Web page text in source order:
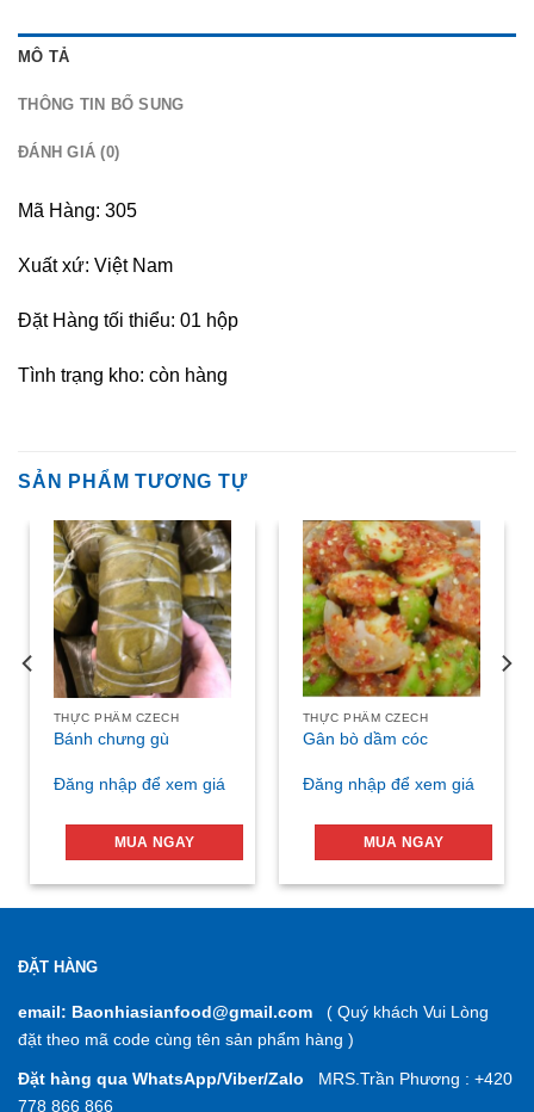
MÔ TẢ
THÔNG TIN BỔ SUNG
ĐÁNH GIÁ (0)
Mã Hàng: 305
Xuất xứ: Việt Nam
Đặt Hàng tối thiểu: 01 hộp
Tình trạng kho: còn hàng
SẢN PHẨM TƯƠNG TỰ
THỰC PHẨM CZECH
Bánh chưng gù
Đăng nhập để xem giá
MUA NGAY
THỰC PHẨM CZECH
Gân bò dầm cóc
Đăng nhập để xem giá
MUA NGAY
ĐẶT HÀNG
email: Baonhiasianfood@gmail.com ( Quý khách Vui Lòng
đặt theo mã code cùng tên sản phẩm hàng )
Đặt hàng qua WhatsApp/Viber/Zalo MRS.Trần Phương : +420
778 866 866